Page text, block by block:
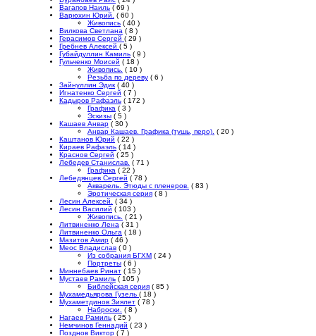
Вагапов Наиль ( 69 )
Варюхин Юрий. ( 60 )
Живопись ( 40 )
Вилкова Светлана ( 8 )
Герасимов Сергей ( 29 )
Гребнев Алексей ( 5 )
Губайдуллин Камиль ( 9 )
Гульченко Моисей ( 18 )
Живопись. ( 10 )
Резьба по дереву ( 6 )
Зайнуллин Эдик ( 40 )
Игнатенко Сергей ( 7 )
Кадыров Рафаэль ( 172 )
Графика ( 3 )
Эскизы ( 5 )
Кашаев Анвар ( 30 )
Анвар Кашаев. Графика (тушь, перо). ( 20 )
Каштанов Юрий ( 22 )
Кираев Рафаэль ( 14 )
Краснов Сергей ( 25 )
Лебедев Станислав. ( 71 )
Графика ( 22 )
Лебедянцев Сергей ( 78 )
Акварель. Этюды с пленеров. ( 83 )
Эротическая серия ( 8 )
Лесин Алексей. ( 34 )
Лесин Василий ( 103 )
Живопись. ( 21 )
Литвиненко Лена ( 31 )
Литвиненко Ольга ( 18 )
Мазитов Амир ( 46 )
Меос Владислав ( 0 )
Из собрания БГХМ ( 24 )
Портреты ( 6 )
Миннебаев Ринат ( 15 )
Мустаев Рамиль ( 105 )
Библейская серия ( 85 )
Мухамедьярова Гузель ( 18 )
Мухаметдинов Зиялет ( 78 )
Наброски. ( 8 )
Нагаев Рамиль ( 25 )
Немчинов Геннадий ( 23 )
Позднов Виктор ( 7 )